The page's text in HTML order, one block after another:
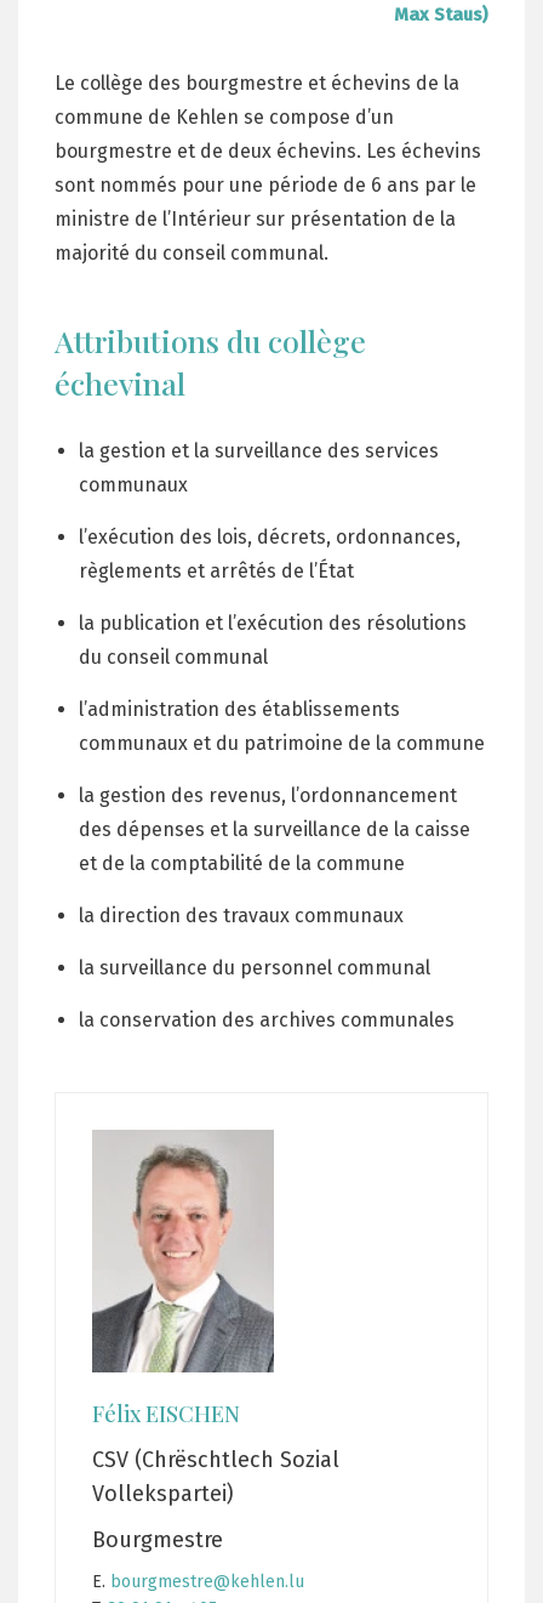
Max Staus)
Le collège des bourgmestre et échevins de la
commune de Kehlen se compose d’un
bourgmestre et de deux échevins. Les échevins
sont nommés pour une période de 6 ans par le
ministre de l’Intérieur sur présentation de la
majorité du conseil communal.
Attributions du collège
échevinal
la gestion et la surveillance des services
communaux
l’exécution des lois, décrets, ordonnances,
règlements et arrêtés de l’État
la publication et l’exécution des résolutions
du conseil communal
l’administration des établissements
communaux et du patrimoine de la commune
la gestion des revenus, l’ordonnancement
des dépenses et la surveillance de la caisse
et de la comptabilité de la commune
la direction des travaux communaux
la surveillance du personnel communal
la conservation des archives communales
Félix EISCHEN
CSV (Chrëschtlech Sozial
Vollekspartei)
Bourgmestre
E. bourgmestre@kehlen.lu